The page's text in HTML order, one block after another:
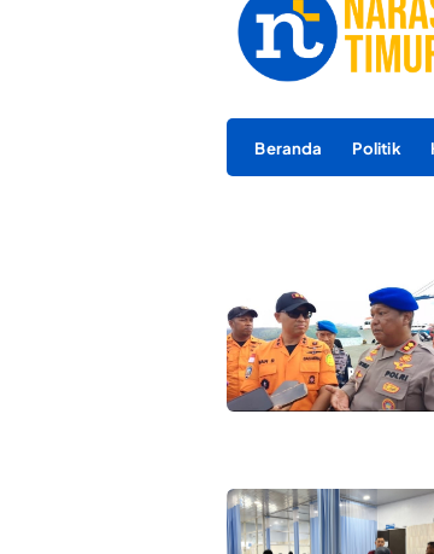
Beranda Politik